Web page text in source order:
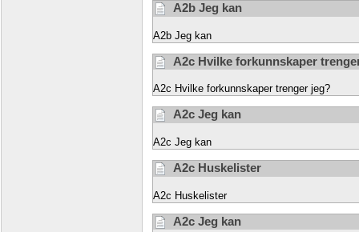
A2b Jeg kan
A2b Jeg kan
A2c Hvilke forkunnskaper
A2c Hvilke forkunnskaper trenger jeg?
A2c Jeg kan
A2c Jeg kan
A2c Huskelister
A2c Huskelister
A2c Jeg kan